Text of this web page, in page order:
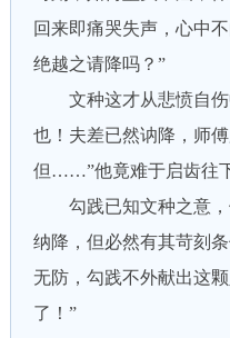
回来即痛哭失声，心中
绝越之请降吗？”
文种这才从悲愤自伤
也！夫差已然讷降，师
但……”他竟难于启齿往
勾践已知文种之意，
纳降，但必然有其苛刻
无防，勾践不外献出这
了！”